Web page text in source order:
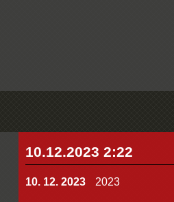
10.12.2023 2:22
10. 12. 2023 2023